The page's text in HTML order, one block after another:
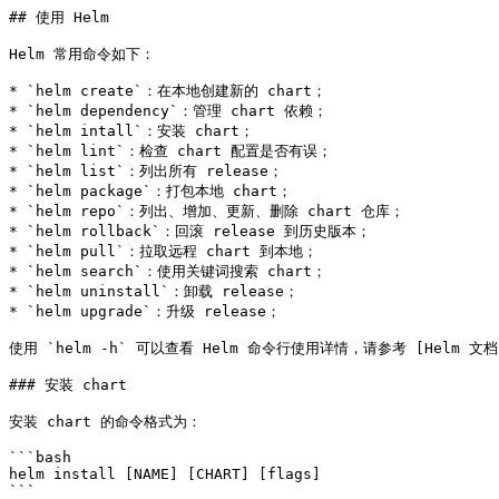
## 使用 Helm
Helm 常用命令如下：
* `helm create`：在本地创建新的 chart；
* `helm dependency`：管理 chart 依赖；
* `helm intall`：安装 chart；
* `helm lint`：检查 chart 配置是否有误；
* `helm list`：列出所有 release；
* `helm package`：打包本地 chart；
* `helm repo`：列出、增加、更新、删除 chart 仓库；
* `helm rollback`：回滚 release 到历史版本；
* `helm pull`：拉取远程 chart 到本地；
* `helm search`：使用关键词搜索 chart；
* `helm uninstall`：卸载 release；
* `helm upgrade`：升级 release；
使用 `helm -h` 可以查看 Helm 命令行使用详情，请参考 [Helm
### 安装 chart
安装 chart 的命令格式为：
```bash
helm install [NAME] [CHART] [flags]
```